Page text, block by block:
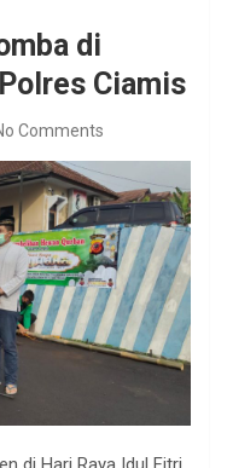
di
Ciamis
Comments